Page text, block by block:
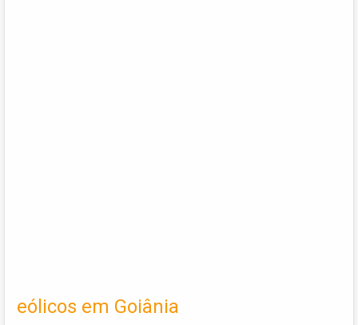
eólicos em Goiânia